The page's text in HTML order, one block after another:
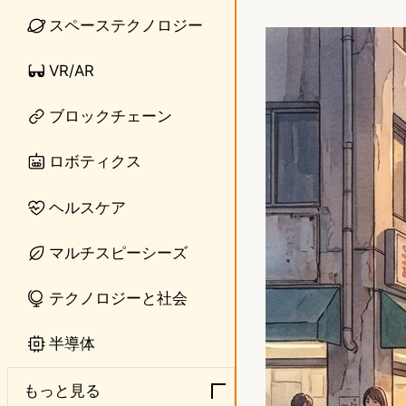
スペーステクノロジー
VR/AR
ブロックチェーン
ロボティクス
ヘルスケア
マルチスピーシーズ
テクノロジーと社会
半導体
もっと見る
e
s
t
o
d
o
n